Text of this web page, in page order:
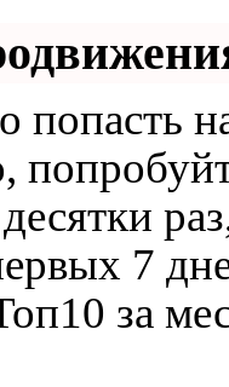
попасть
7
за